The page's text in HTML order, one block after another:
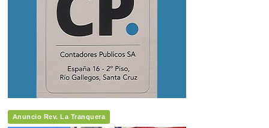
Anuncio Rev. La Tranquera